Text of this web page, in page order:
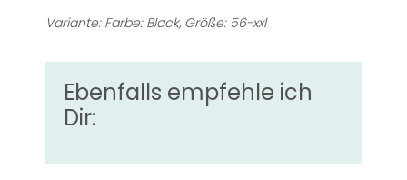
Variante: Farbe: Black, Größe: 56-xxl
Ebenfalls empfehle ich
Dir: